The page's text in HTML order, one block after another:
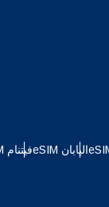
اليابان eSIM فيتنام eSIM